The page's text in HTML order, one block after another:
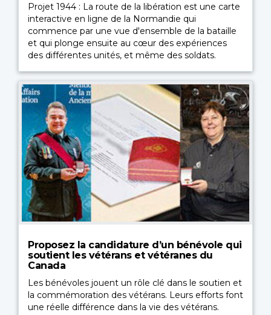
Projet 1944 : La route de la libération est une carte
interactive en ligne de la Normandie qui
commence par une vue d'ensemble de la bataille
et qui plonge ensuite au cœur des expériences
des différentes unités, et même des soldats.
Proposez la candidature d’un bénévole qui
soutient les vétérans et vétéranes du
Canada
Les bénévoles jouent un rôle clé dans le soutien et
la commémoration des vétérans. Leurs efforts font
une réelle différence dans la vie des vétérans.